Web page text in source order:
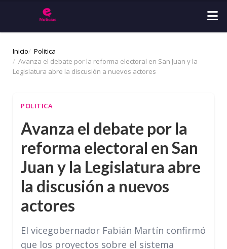
Inicio
Politica
Avanza el debate por la reforma electoral en San Juan y la
Legislatura abre la discusión a nuevos actores
POLITICA
Avanza el debate por la
reforma electoral en San
Juan y la Legislatura abre
la discusión a nuevos
actores
El vicegobernador Fabián Martín confirmó
que los proyectos sobre el sistema